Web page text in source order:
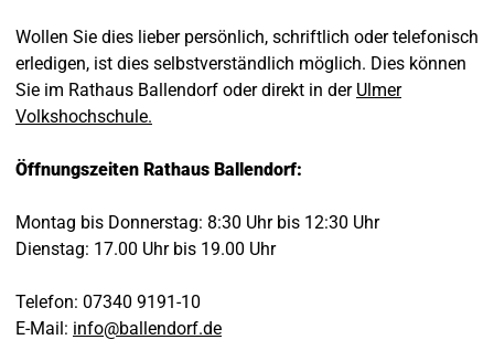
Wollen Sie dies lieber persönlich, schriftlich oder telefonisch
erledigen, ist dies selbstverständlich möglich. Dies können
Sie im Rathaus Ballendorf oder direkt in der Ulmer
Volkshochschule.
Öffnungszeiten Rathaus Ballendorf:
Montag bis Donnerstag: 8:30 Uhr bis 12:30 Uhr
Dienstag: 17.00 Uhr bis 19.00 Uhr
Telefon: 07340 9191-10
E-Mail: info@ballendorf.de